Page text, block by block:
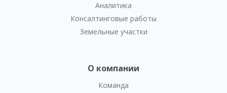
Аналитика
Консалтинговые работы
Земельные участки
О компании
Команда